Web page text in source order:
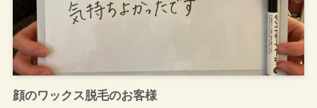
顔のワックス脱毛のお客様